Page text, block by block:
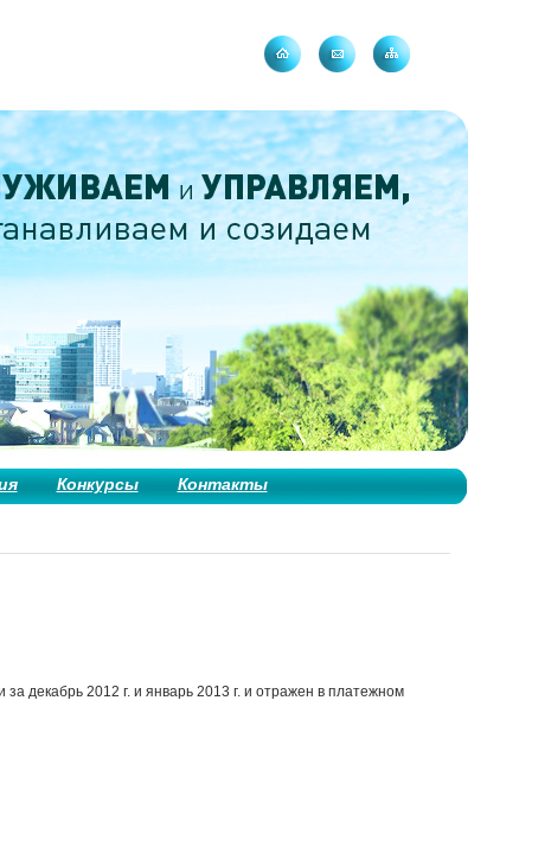
Конкурсы Контакты
декабрь 2012 г. и январь 2013 г. и отражен в платежном